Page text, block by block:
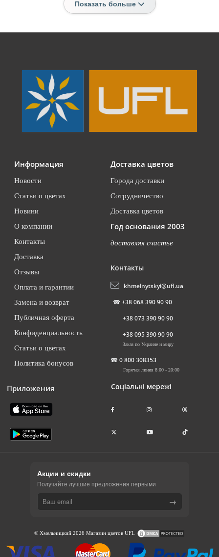
Показать больше
Информация
Новости
Статьи о цветах
Новини
О компании
Контакты
Доставка
Отзывы
Оплата и гарантии
Замена и возврат
Публичная оферта
Конфиденциальность
Статьи о цветах
Политика бонусов
Приложения
Доставка цветов
Города доставки
Сотрудничество
Доставка цветов
Год основания 2003
доставляя счастье
Контакты
khmelnytskyi@ufl.ua
☎ +38 068 390 90 90
+38 073 390 90 90
+38 095 390 90 90
Заказ по Украине и миру
☎ 0 800 308353
Горячая линия 8:00 - 20:00
Соціальні мережі
Акции и скидки
Получайте лучшие предложения первыми
→
© Хмельницкий 2026 Магазин цветов UFL